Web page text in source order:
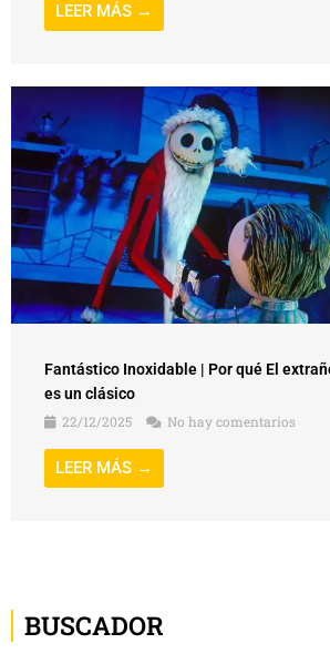
LEER MÁS →
Fantástico Inoxidable | Por qué El
es un clásico
22/12/2025
No hay comentarios
LEER MÁS →
BUSCADOR